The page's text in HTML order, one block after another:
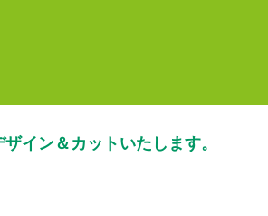
イン＆カットいたします。